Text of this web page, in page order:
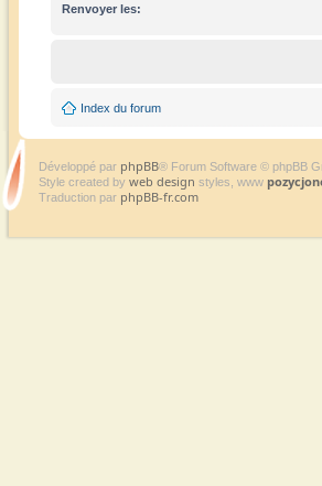
Renvoyer les:
Index du forum
Développé par phpBB® Forum Software © phpBB
Style created by web design styles, www
Traduction par phpBB-fr.com